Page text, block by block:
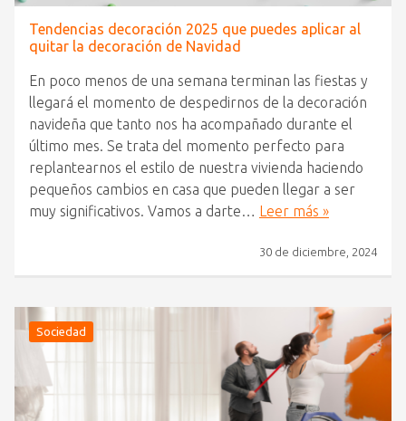
Tendencias decoración 2025 que puedes aplicar al
quitar la decoración de Navidad
En poco menos de una semana terminan las fiestas y
llegará el momento de despedirnos de la decoración
navideña que tanto nos ha acompañado durante el
último mes. Se trata del momento perfecto para
replantearnos el estilo de nuestra vivienda haciendo
pequeños cambios en casa que pueden llegar a ser
muy significativos. Vamos a darte… Leer más »
30 de diciembre, 2024
Sociedad